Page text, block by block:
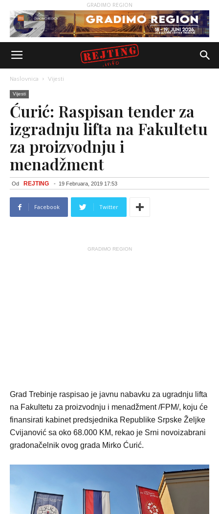
GRADIMO REGION
Naslovnica Vijesti
Vijesti
Ćurić: Raspisan tender za
izgradnju lifta na Fakultetu
za proizvodnju i
menadžment
Od REJTING - 19 Februara, 2019 17:53
Facebook Twitter
GRADIMO REGION
Grad Trebinje raspisao je javnu nabavku za ugradnju lifta
na Fakultetu za proizvodnju i menadžment /FPM/, koju će
finansirati kabinet predsjednika Republike Srpske Željke
Cvijanović sa oko 68.000 KM, rekao je Srni novoizabrani
gradonačelnik ovog grada Mirko Ćurić.